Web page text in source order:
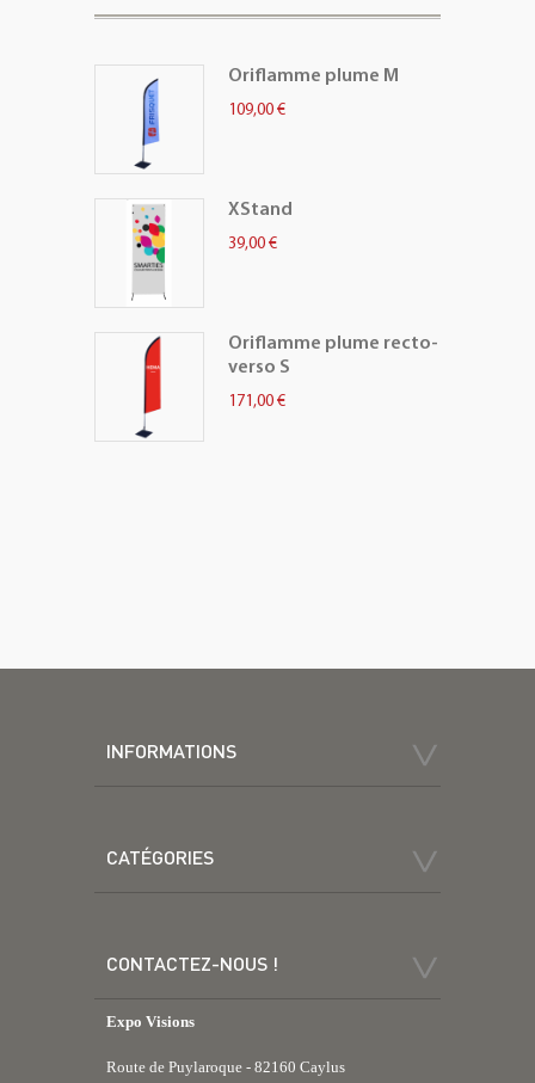
Oriflamme plume M
109,00 €
XStand
39,00 €
Oriflamme plume recto-
verso S
171,00 €
INFORMATIONS
CATÉGORIES
CONTACTEZ-NOUS !
Expo Visions
Route de Puylaroque - 82160 Caylus